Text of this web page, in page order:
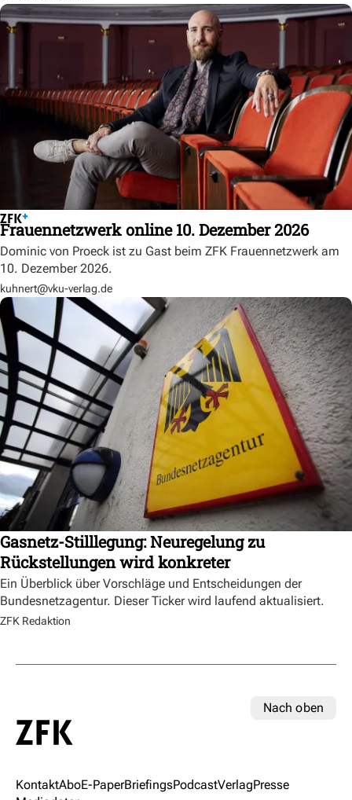
Frauennetzwerk online 10. Dezember 2026
Dominic von Proeck ist zu Gast beim ZFK Frauennetzwerk am
10. Dezember 2026.
kuhnert@vku-verlag.de
Gasnetz-Stilllegung: Neuregelung zu
Rückstellungen wird konkreter
Ein Überblick über Vorschläge und Entscheidungen der
Bundesnetzagentur. Dieser Ticker wird laufend aktualisiert.
ZFK Redaktion
Nach oben
KontaktAboE-PaperBriefingsPodcastVerlagPresse